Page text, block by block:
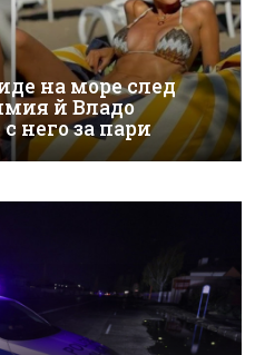
на море след
й Владо
с него за пари